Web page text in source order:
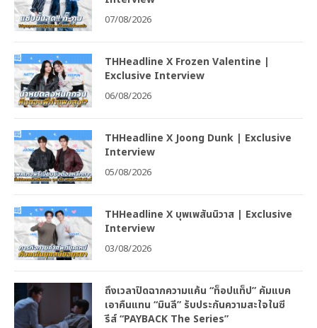
07/08/2026
THHeadline X Frozen Valentine |
Exclusive Interview
06/08/2026
THHeadline X Joong Dunk | Exclusive
Interview
05/08/2026
THHeadline X บุพเพสันนิวาส | Exclusive
Interview
03/08/2026
ถึงเวลาปิดฉากความแค้น “ท็อปแท็ป” คัมแบค
เอาคืนแทน “มินลี” รับประกันความสะใจในซี
รีส์ “PAYBACK The Series”